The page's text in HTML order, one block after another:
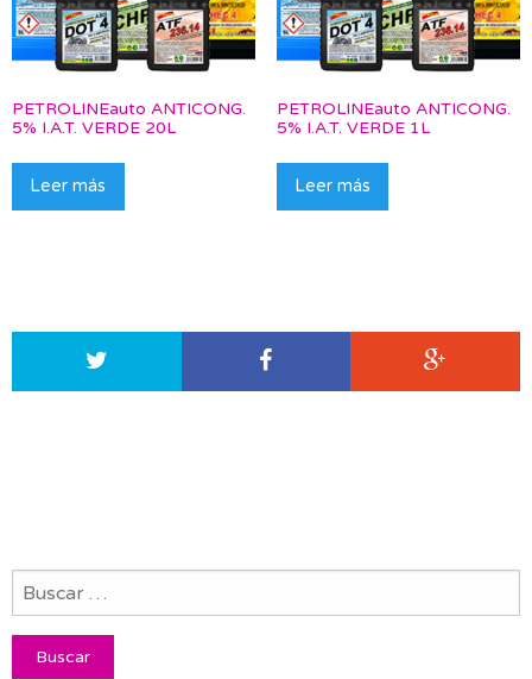
PETROLINEauto ANTICONG.
5% I.A.T. VERDE 20L
Leer más
PETROLINEauto ANTICONG.
5% I.A.T. VERDE 1L
Leer más